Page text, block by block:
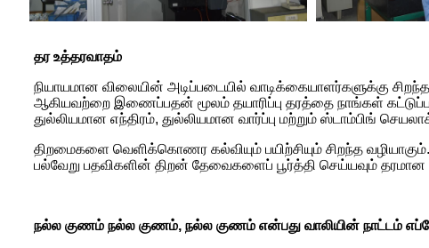
தர உத்தரவாதம்
நியாயமான விலையின் அடிப்படையில் வாடிக்கையாளர்களுக்கு
ஆகியவற்றை இணைப்பதன் மூலம் தயாரிப்பு தரத்தை நாங்கள்
துல்லியமான எந்திரம், துல்லியமான வார்ப்பு மற்றும் ஸ்டாம்பிங்
திறமைகளை வெளிக்கொணர கல்வியும் பயிற்சியும் சிறந்த
பல்வேறு பதவிகளின் திறன் தேவைகளைப் பூர்த்தி செய்யவும்
நல்ல குணம் நல்ல குணம், நல்ல குணம் என்பது வாலியின் நாட்டம்